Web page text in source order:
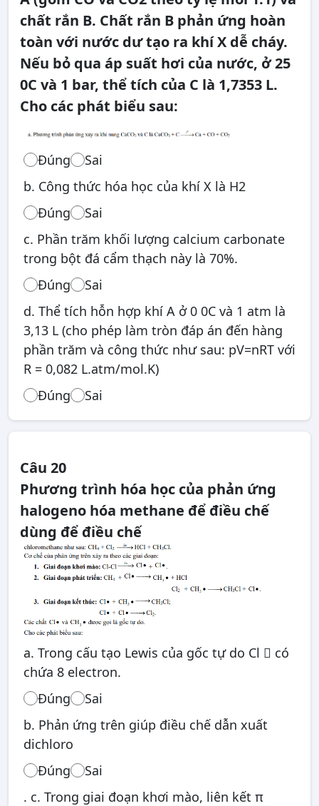
chất rắn B. Chất rắn B phản ứng hoàn
toàn với nước dư tạo ra khí X dễ cháy.
Nếu bỏ qua áp suất hơi của nước, ở 25
0C và 1 bar, thể tích của C là 1,7353 L.
Cho các phát biểu sau:
Đúng
Sai
b. Công thức hóa học của khí X là H2
Đúng
Sai
c. Phần trăm khối lượng calcium carbonate
trong bột đá cẩm thạch này là 70%.
Đúng
Sai
d. Thể tích hỗn hợp khí A ở 0 0C và 1 atm là
3,13 L (cho phép làm tròn đáp án đến hàng
phần trăm và công thức như sau: pV=nRT với
R = 0,082 L.atm/mol.K)
Đúng
Sai
Câu 20
Phương trình hóa học của phản ứng
halogeno hóa methane để điều chế
dùng để điều chế
a. Trong cấu tạo Lewis của gốc tự do Cl  có
chứa 8 electron.
Đúng
Sai
b. Phản ứng trên giúp điều chế dẫn xuất
dichloro
Đúng
Sai
. c. Trong giai đoạn khơi mào, liên kết π